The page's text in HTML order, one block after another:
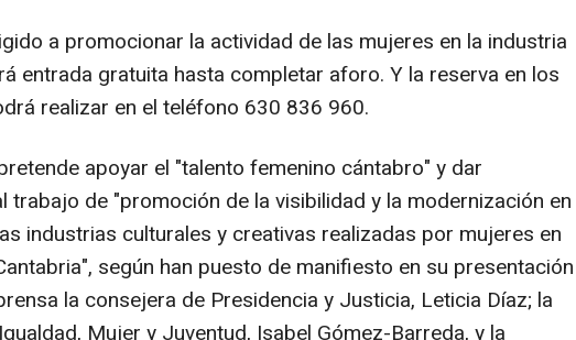
a promocionar la actividad de las mujeres en la industria
entrada gratuita hasta completar aforo. Y la reserva en los
realizar en el teléfono 630 836 960.
apoyar el "talento femenino cántabro" y dar
trabajo de "promoción de la visibilidad y la modernización en
industrias culturales y creativas realizadas por mujeres en
según han puesto de manifiesto en su presentación
la consejera de Presidencia y Justicia, Leticia Díaz; la
Mujer y Juventud, Isabel Gómez-Barreda, y la